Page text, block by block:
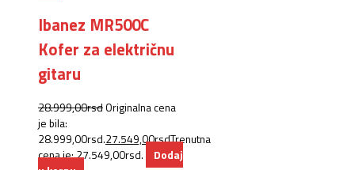
Ibanez MR500C
Kofer za električnu
gitaru
28.999,00rsd Originalna cena
je bila:
28.999,00rsd.27.549,00rsdTrenutna
cena je: 27.549,00rsd.
Dodaj